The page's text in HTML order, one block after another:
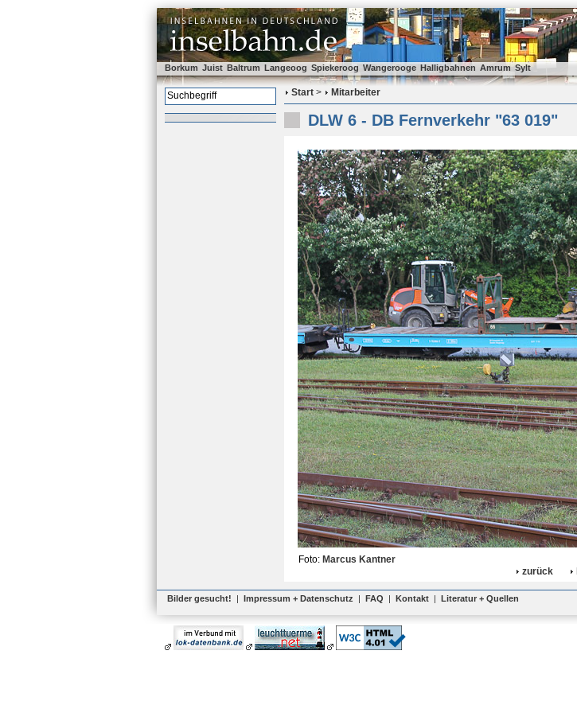
Borkum Juist Baltrum Langeoog Spiekeroog Wangerooge Halligbahnen Amrum Sylt
Start > Mitarbeiter
DLW 6 - DB Fernverkehr "63 019"
Foto: Marcus Kantner
zurück
Bilder gesucht! | Impressum + Datenschutz | FAQ | Kontakt | Literatur + Quellen